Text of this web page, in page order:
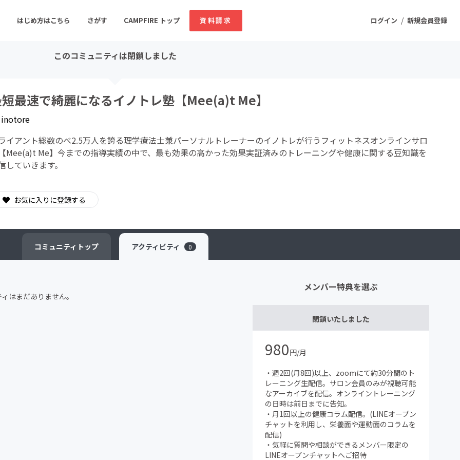
ログイン / 新規会員登録
はじめ方はこちら さがす CAMPFIRE トップ 資料請求
音楽
ゲーム・サービス開発 フード・飲食店
ファッション
書籍・雑誌出版
CAMPFIRE for Social Good CAMPFIRE Creation
このコミュニティは閉鎖しました
最速で綺麗になるイノトレ塾【Mee(a)t Me】
inotore
イアント総数のべ2.5万人を誇る理学療法士兼パーソナルトレーナーのイノトレが行うフィットネスオンラインサロ
Mee(a)t Me】今までの指導実績の中で、最も効果の高かった効果実証済みのトレーニングや健康に関する豆知識を
していきます。
お気に入りに登録する
コミュニティ トップ アクティビティ 0
はまだありません。
メンバー特典を選ぶ
閉鎖いたしました
980円/月
・週2回(月8回)以上、zoomにて約30分間のト
レーニング生配信。サロン会員のみが視聴可能
なアーカイブを配信。オンライントレーニング
の日時は前日までに告知。
・月1回以上の健康コラム配信。(LINEオープン
チャットを利用し、栄養面や運動面のコラムを
配信)
・気軽に質問や相談ができるメンバー限定の
LINEオープンチャットへご招待